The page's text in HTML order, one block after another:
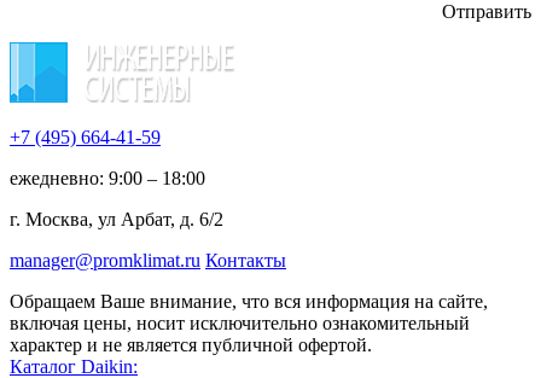
Отправить
+7 (495) 664-41-59
ежедневно: 9:00 – 18:00
г. Москва, ул Арбат, д. 6/2
manager@promklimat.ru Контакты
Обращаем Ваше внимание, что вся информация на сайте,
включая цены, носит исключительно ознакомительный
характер и не является публичной офертой.
Каталог Daikin: